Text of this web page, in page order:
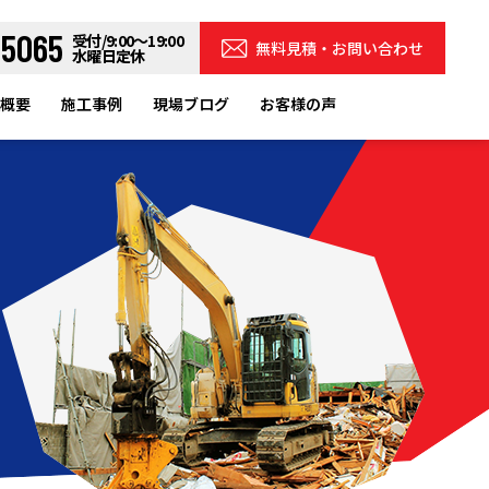
受付/9:00～19:00
水曜日定休 無料見積・お問い合わせ
要 施工事例 現場ブログ お客様の声